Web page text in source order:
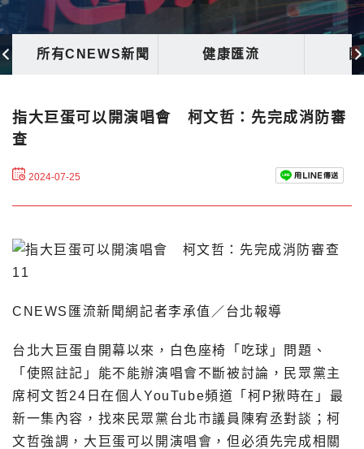
所有CNEWS新聞 健康匯流
指大巨蛋可以開演唱會 柯文哲：先完成消防審
查
2024-07-25
CNEWS匯流新聞網記者李承值／台北報導
台北大巨蛋自開幕以來，白色座椅「吃球」問題、
「使照註記」能不能辦演唱會不斷被討論，民眾黨主
席柯文哲24日在個人YouTube頻道「柯P揪時在」最
新一集內容，找來民眾黨台北市議員陳宥丞對談；柯
文哲強調，大巨蛋可以開演唱會，但必須先完成相關